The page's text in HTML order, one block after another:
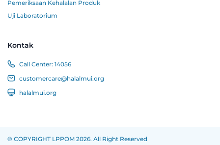
Pemeriksaan Kehalalan Produk
Uji Laboratorium
Kontak
Call Center: 14056
customercare@halalmui.org
halalmui.org
© COPYRIGHT LPPOM 2026. All Right Reserved